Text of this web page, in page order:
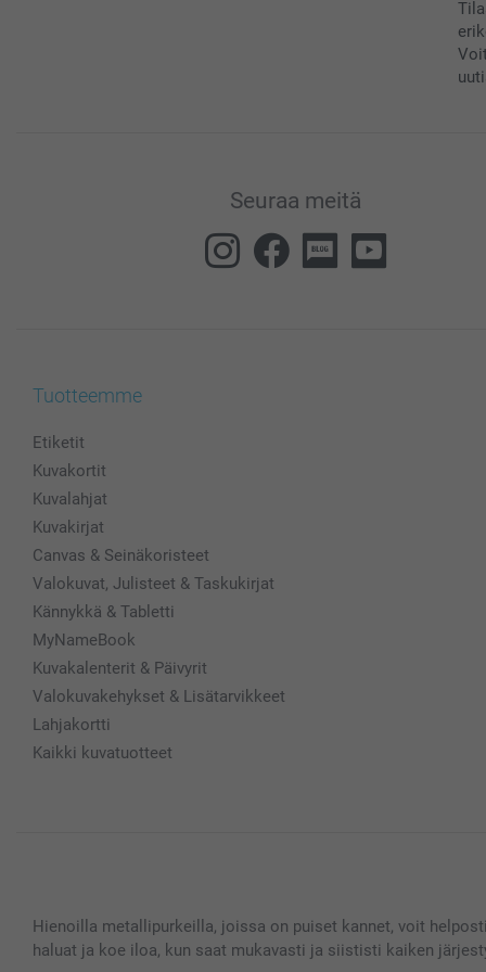
Seuraa meitä
Tuotteemme
Etiketit
Kuvakortit
Kuvalahjat
Kuvakirjat
Canvas & Seinäkoristeet
Valokuvat, Julisteet & Taskukirjat
Kännykkä & Tabletti
MyNameBook
Kuvakalenterit & Päivyrit
Valokuvakehykset & Lisätarvikkeet
Lahjakortti
Kaikki kuvatuotteet
Hienoilla metallipurkeilla, joissa on puiset kannet, voit
haluat ja koe iloa, kun saat mukavasti ja siististi kaiken